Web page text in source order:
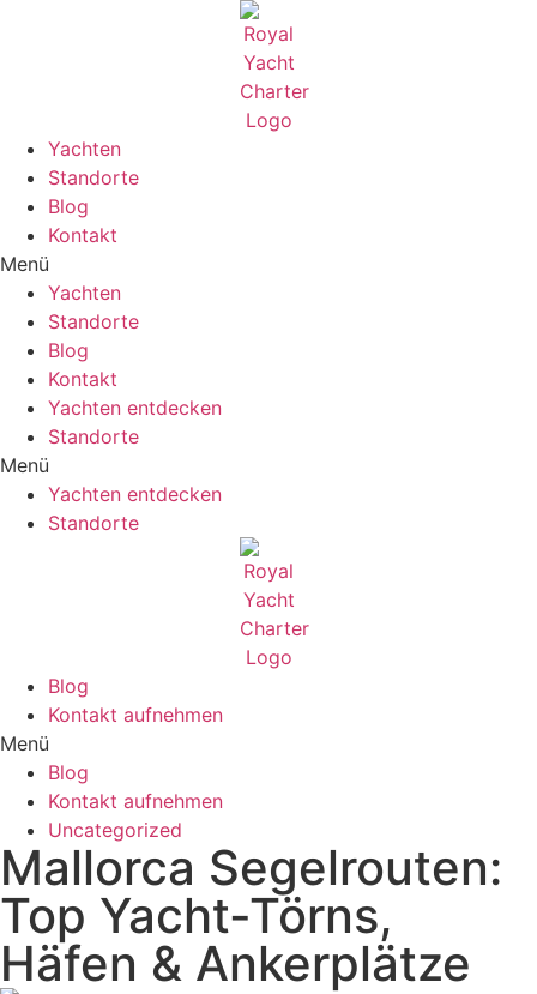
Yachten
Standorte
Blog
Kontakt
Menü
Yachten
Standorte
Blog
Kontakt
Yachten entdecken
Standorte
Menü
Yachten entdecken
Standorte
Blog
Kontakt aufnehmen
Menü
Blog
Kontakt aufnehmen
Uncategorized
Mallorca Segelrouten:
Top Yacht-Törns,
Häfen & Ankerplätze